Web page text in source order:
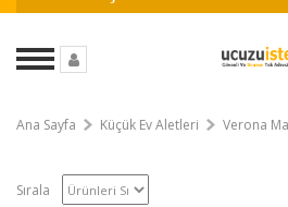
Ana Sayfa Küçük Ev Aletleri Verona
Sırala